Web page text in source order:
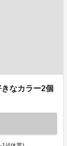
なカラー2個